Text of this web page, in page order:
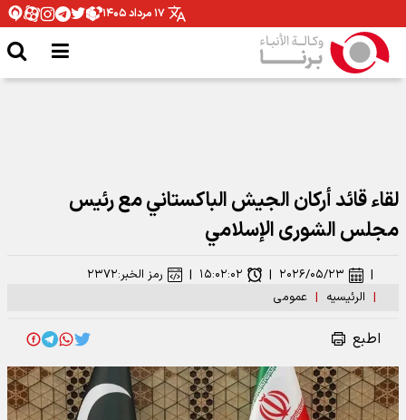
۱۷ مرداد ۱۴۰۵
لقاء قائد أركان الجيش الباكستاني مع رئيس
مجلس الشورى الإسلامي
| الرئیسیه | عمومی
| ۲۰۲۶/۰۵/۲۳ | ۱۵:۰۲:۰۲ | رمز الخبر:۲۳۷۲
اطبع